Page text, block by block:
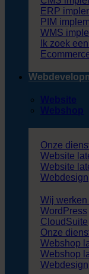
ERP
PIM
WMS
Ik zoek
Website
Webshop
Onze
Website
Website
Webdesign
Wij werken
WordPress
CloudSuite
Onze
Webshop
Webshop
Webdesign